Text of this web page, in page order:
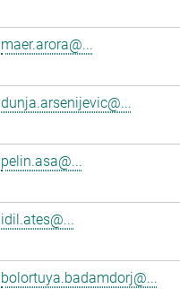
maer.arora@...
dunja.arsenijevic@...
pelin.asa@...
idil.ates@...
bolortuya.badamdorj@...